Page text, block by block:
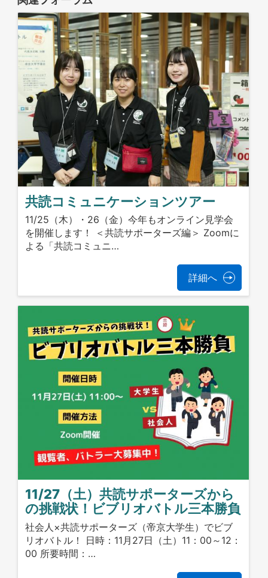
共読コミュニケーションツアー
11/25（木）・26（金）今年もオンライン見学会
を開催します！ ＜共読サポーターズ編＞ Zoomに
よる「共読コミュニ…
詳細へ
11/27（土）共読サポーターズから
の挑戦状！ビブリオバトル三本勝負
社会人×共読サポーターズ（帝京大学生）でビブ
リオバトル！ 日時：11月27日（土）11：00～12：
00 所要時間：…